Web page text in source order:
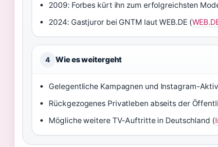
2009: Forbes kürt ihn zum erfolgreichsten
2024: Gastjuror bei GNTM laut WEB.DE (
4 Wie es weitergeht
Gelegentliche Kampagnen und Instagram-
Rückgezogenes Privatleben abseits der
Mögliche weitere TV-Auftritte in Deutschland (